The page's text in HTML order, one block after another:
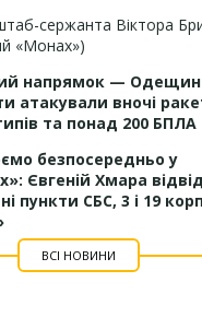
сержанта Віктора
«Монах»)
напрямок —
атакували вночі
та понад 200 БПЛА
безпосередньо у
Євгеній Хмара
пункти СБС, 3 і 19
ВСІ НОВИНИ